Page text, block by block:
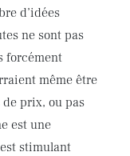
d’idées
ne sont pas
forcément
même être
de prix, ou pas
est une
stimulant